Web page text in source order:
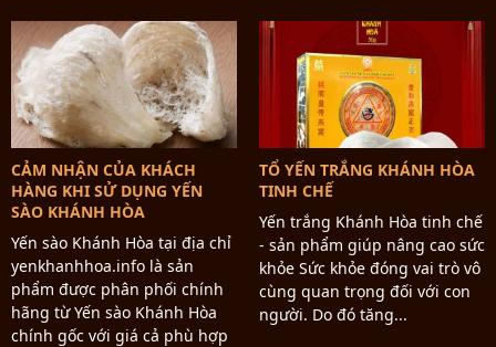
CẢM NHẬN CỦA KHÁCH
HÀNG KHI SỬ DỤNG YẾN
SÀO KHÁNH HÒA
Yến sào Khánh Hòa tại địa chỉ
yenkhanhhoa.info là sản
phẩm được phân phối chính
hãng từ Yến sào Khánh Hòa
chính gốc với giá cả phù hợp
TỔ YẾN TRẮNG KHÁNH HÒA
TINH CHẾ
Yến trắng Khánh Hòa tinh chế
- sản phẩm giúp nâng cao sức
khỏe Sức khỏe đóng vai trò vô
cùng quan trọng đối với con
người. Do đó tăng...